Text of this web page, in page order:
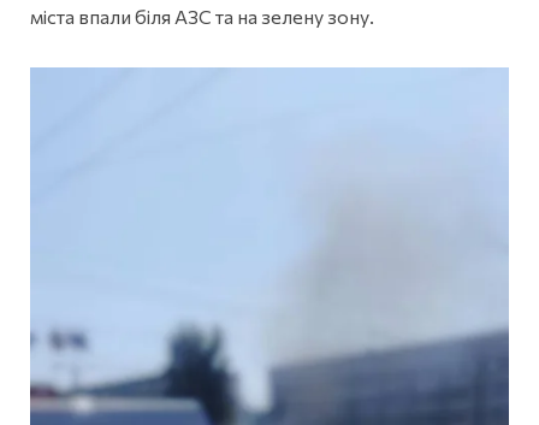
міста впали біля АЗС та на зелену зону.